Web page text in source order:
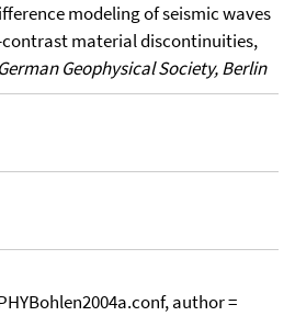
modeling of seismic waves
contrast material discontinuities,
Geophysical Society, Berlin
author =